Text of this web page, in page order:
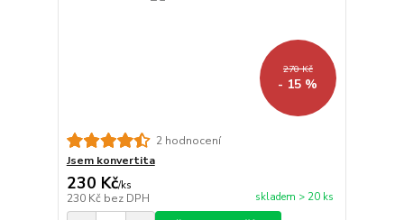
270 Kč
- 15 %
2 hodnocení
Jsem konvertita
230 Kč/ks
230 Kč bez DPH skladem > 20 ks